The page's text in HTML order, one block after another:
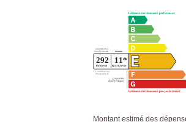
Montant estimé des